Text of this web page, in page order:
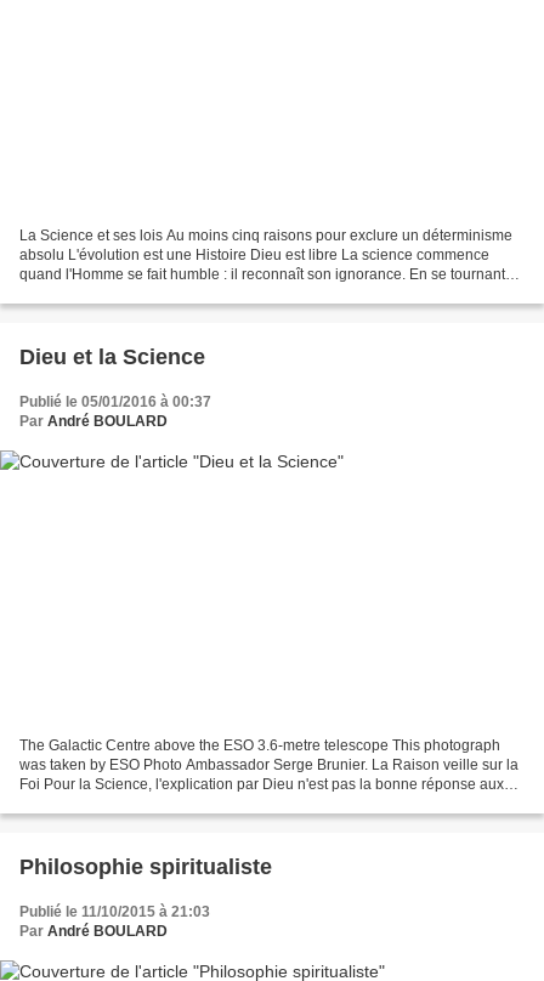
La Science et ses lois Au moins cinq raisons pour exclure un déterminisme
absolu L'évolution est une Histoire Dieu est libre La science commence
quand l'Homme se fait humble : il reconnaît son ignorance. En se tournant
Dieu et la Science
Publié le 05/01/2016 à 00:37
Par André BOULARD
The Galactic Centre above the ESO 3.6-metre telescope This photograph
was taken by ESO Photo Ambassador Serge Brunier. La Raison veille sur la
Foi Pour la Science, l'explication par Dieu n'est pas la bonne réponse aux
Philosophie spiritualiste
Publié le 11/10/2015 à 21:03
Par André BOULARD